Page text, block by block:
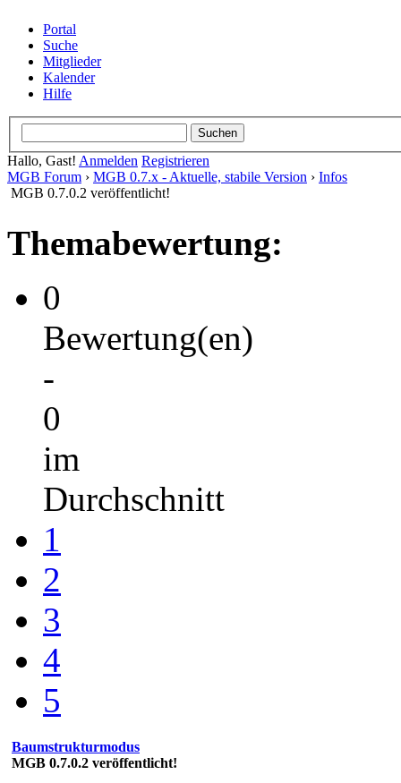
Portal
Suche
Mitglieder
Kalender
Hilfe
Hallo, Gast!Anmelden Registrieren
MGB Forum
MGB 0.7.0.2
Themabewertung:
0
Bewertung(en)
-
0
im
Durchschnitt
1
2
3